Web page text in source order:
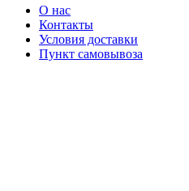
О нас
Контакты
Условия доставки
Пункт самовывоза